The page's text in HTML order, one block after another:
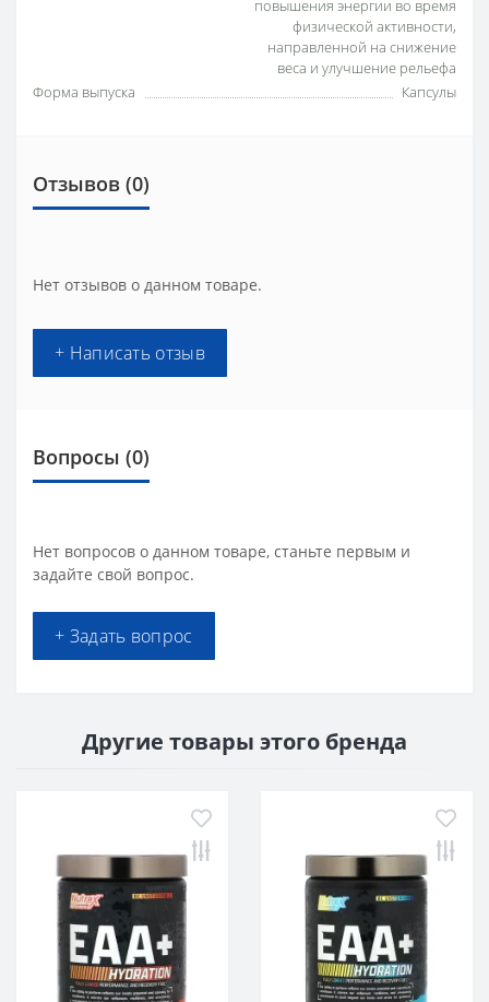
повышения энергии во время
физической активности,
направленной на снижение
веса и улучшение рельефа
Форма выпуска
Капсулы
Отзывов (0)
Нет отзывов о данном товаре.
+ Написать отзыв
Вопросы (0)
Нет вопросов о данном товаре, станьте первым и
задайте свой вопрос.
+ Задать вопрос
Другие товары этого бренда